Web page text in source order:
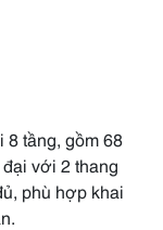
8 tầng, gồm 68
với 2 thang
phù hợp khai